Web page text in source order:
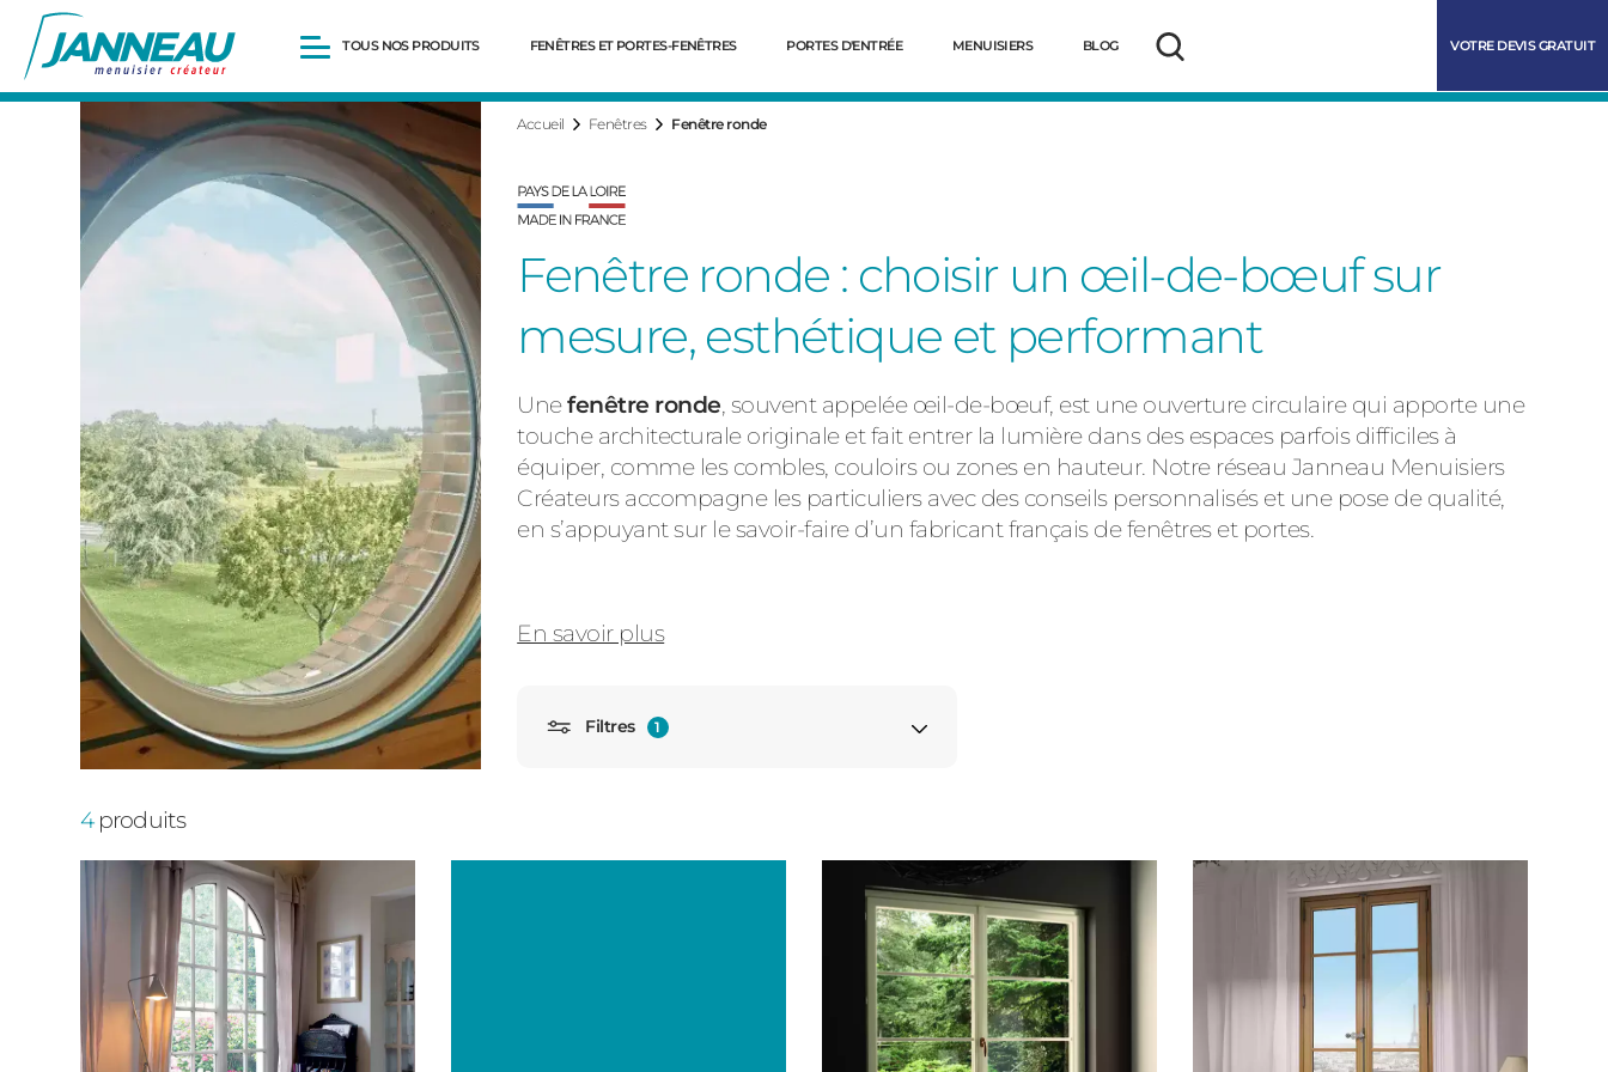
TOUS NOS PRODUITS
Fenêtres et Portes-fenêtres
Baies vitrées
Portes d’entrée
Démarrer
Volets roulants
Pergolas
Portails et portillons
FENÊTRES ET PORTES-FENÊTRES PORTES D'ENTRÉE MENUISIERS BLOG
Rechercher
VOTRE DEVIS GRATUIT
Accueil Fenêtres Fenêtre ronde
Fenêtre ronde : choisir un œil-de-bœuf sur
mesure, esthétique et performant
Unefenêtre ronde, souvent appelée œil-de-bœuf, est une ouverture circulaire qui apporte une
touche architecturale originale et fait entrer la lumière dans des espaces parfois difficiles à
équiper, comme les combles, couloirs ou zones en hauteur. Notre réseau Janneau Menuisiers
Créateurs accompagne les particuliers avec des conseils personnalisés et une pose de qualité,
en s’appuyant sur le savoir-faire d’un fabricant français de fenêtres et portes.
En savoir plus
Filtres 1
Fenêtre triangle
4produits